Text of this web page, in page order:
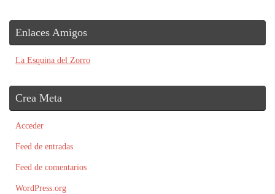
Enlaces Amigos
La Esquina del Zorro
Crea Meta
Acceder
Feed de entradas
Feed de comentarios
WordPress.org